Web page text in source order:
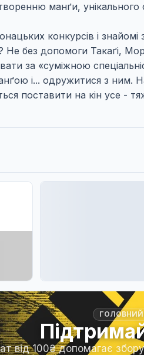
манґи, унікального
конкурсів і
без допомоги Такаґі,
за «суміжною
і... одружитися з ним.
поставити на кін усе -
ГОЛОВНИЙ
від 100₴ допомагає